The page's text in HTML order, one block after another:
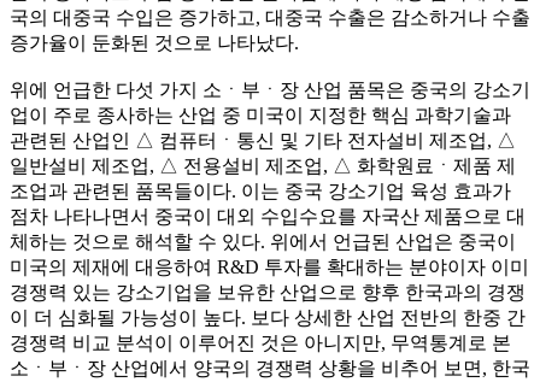
국의 대중국 수입은 증가하고, 대중국 수출은 감소하거나 수출
증가율이 둔화된 것으로 나타났다.
위에 언급한 다섯 가지 소ㆍ부ㆍ장 산업 품목은 중국의 강소기
업이 주로 종사하는 산업 중 미국이 지정한 핵심 과학기술과
관련된 산업인 △ 컴퓨터ㆍ통신 및 기타 전자설비 제조업, △
일반설비 제조업, △ 전용설비 제조업, △ 화학원료ㆍ제품 제
조업과 관련된 품목들이다. 이는 중국 강소기업 육성 효과가
점차 나타나면서 중국이 대외 수입수요를 자국산 제품으로 대
체하는 것으로 해석할 수 있다. 위에서 언급된 산업은 중국이
미국의 제재에 대응하여 R&D 투자를 확대하는 분야이자 이미
경쟁력 있는 강소기업을 보유한 산업으로 향후 한국과의 경쟁
이 더 심화될 가능성이 높다. 보다 상세한 산업 전반의 한중 간
경쟁력 비교 분석이 이루어진 것은 아니지만, 무역통계로 본
소ㆍ부ㆍ장 산업에서 양국의 경쟁력 상황을 비추어 보면, 한국